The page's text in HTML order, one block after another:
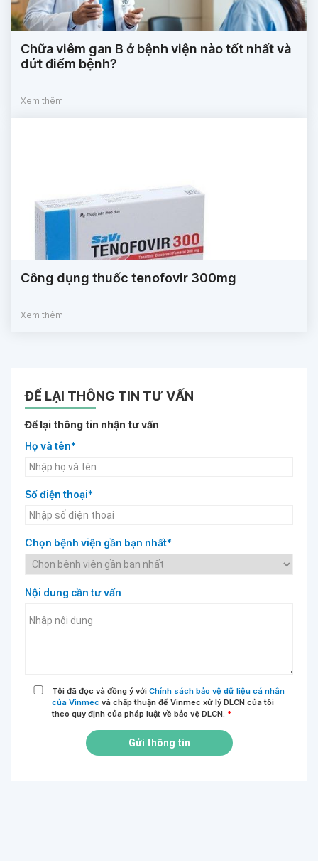
Chữa viêm gan B ở bệnh viện nào tốt nhất và
dứt điểm bệnh?
Xem thêm
Công dụng thuốc tenofovir 300mg
Xem thêm
ĐỂ LẠI THÔNG TIN TƯ VẤN
Để lại thông tin nhận tư vấn
Họ và tên*
Số điện thoại*
Chọn bệnh viện gần bạn nhất*
Nội dung cần tư vấn
Tôi đã đọc và đồng ý với Chính sách bảo vệ dữ liệu cá nhân
của Vinmec và chấp thuận để Vinmec xử lý DLCN của tôi
theo quy định của pháp luật về bảo vệ DLCN. *
Gửi thông tin